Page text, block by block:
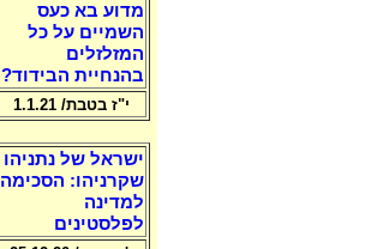
מדוע בא כעס
השמיים על כל
המזלזלים
בהנחיית הבידוד?
י"ז בטבת/ 1.1.21
ישראל של נתניהו
שקרניהו: הסכימה
למדינה
לפלסטינים